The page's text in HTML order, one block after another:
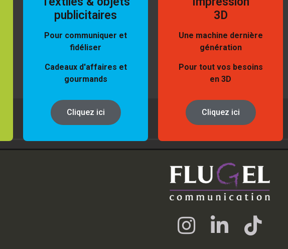
publicitaires
Pour communiquer et
fidéliser
Cadeaux d'affaires et
gourmands
Cliquez ici
3D
Une machine dernière
génération
Pour tout vos besoins
en 3D
Cliquez ici